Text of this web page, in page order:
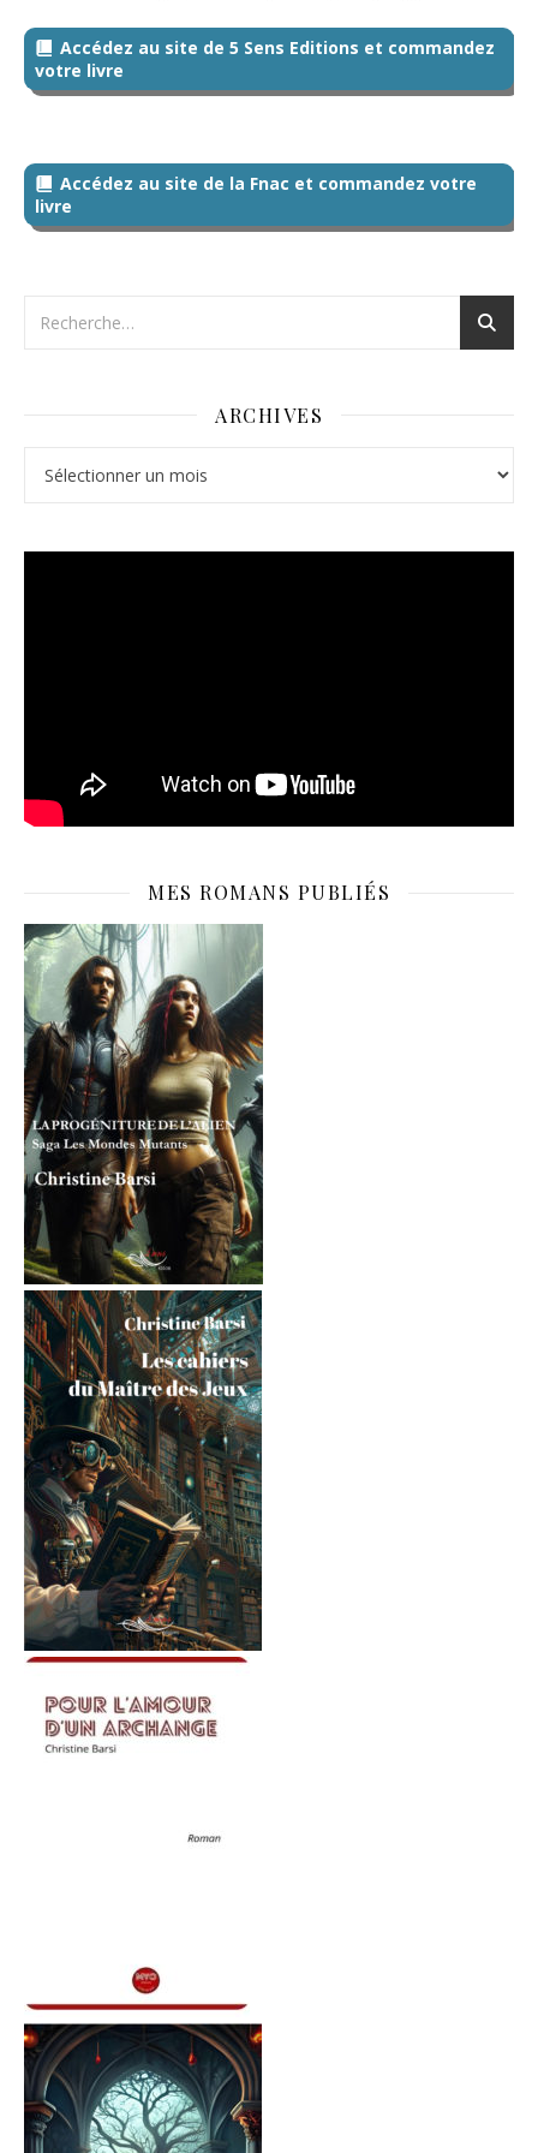
Accédez au site de 5 Sens Editions et commandez
votre livre
Accédez au site de la Fnac et commandez votre
livre
ARCHIVES
MES ROMANS PUBLIÉS